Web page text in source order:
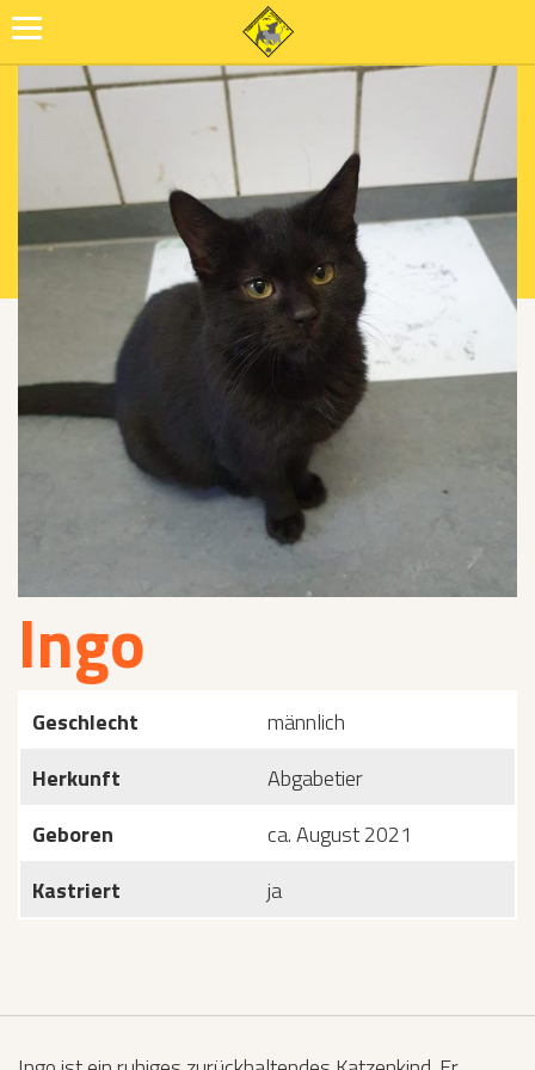
Ingo
Geschlecht
männlich
Herkunft
Abgabetier
Geboren
ca. August 2021
Kastriert
ja